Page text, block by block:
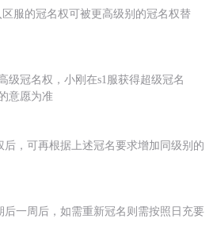
服的冠名权可被更高级别的冠名权替
级冠名权，小刚在s1服获得超级冠名
意愿为准
，可再根据上述冠名要求增加同级别的
后一周后，如需重新冠名则需按照日充要